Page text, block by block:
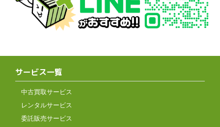
サービス一覧
中古買取サービス
レンタルサービス
委託販売サービス